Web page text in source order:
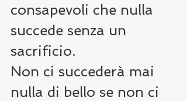
consapevoli che nulla
succede senza un
sacrificio.
Non ci succederà mai
nulla di bello se non ci